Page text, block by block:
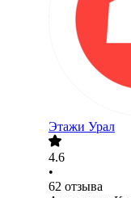
Этажи Урал
4.6
•
62 отзыва